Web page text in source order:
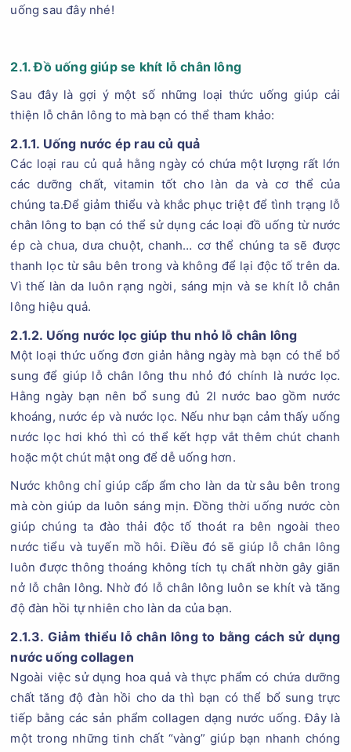
uống sau đây nhé!
2.1. Đồ uống giúp se khít lỗ chân lông
Sau đây là gợi ý một số những loại thức uống giúp cải
thiện lỗ chân lông to mà bạn có thể tham khảo:
2.1.1. Uống nước ép rau củ quả
Các loại rau củ quả hằng ngày có chứa một lượng rất lớn
các dưỡng chất, vitamin tốt cho làn da và cơ thể của
chúng ta.Để giảm thiểu và khắc phục triệt để tình trạng lỗ
chân lông to bạn có thể sử dụng các loại đồ uống từ nước
ép cà chua, dưa chuột, chanh… cơ thể chúng ta sẽ được
thanh lọc từ sâu bên trong và không để lại độc tố trên da.
Vì thế làn da luôn rạng ngời, sáng mịn và se khít lỗ chân
lông hiệu quả.
2.1.2. Uống nước lọc giúp thu nhỏ lỗ chân lông
Một loại thức uống đơn giản hằng ngày mà bạn có thể bổ
sung để giúp lỗ chân lông thu nhỏ đó chính là nước lọc.
Hằng ngày bạn nên bổ sung đủ 2l nước bao gồm nước
khoáng, nước ép và nước lọc. Nếu như bạn cảm thấy uống
nước lọc hơi khó thì có thể kết hợp vắt thêm chút chanh
hoặc một chút mật ong để dễ uống hơn.
Nước không chỉ giúp cấp ẩm cho làn da từ sâu bên trong
mà còn giúp da luôn sáng mịn. Đồng thời uống nước còn
giúp chúng ta đào thải độc tố thoát ra bên ngoài theo
nước tiểu và tuyến mồ hôi. Điều đó sẽ giúp lỗ chân lông
luôn được thông thoáng không tích tụ chất nhờn gây giãn
nở lỗ chân lông. Nhờ đó lỗ chân lông luôn se khít và tăng
độ đàn hồi tự nhiên cho làn da của bạn.
2.1.3. Giảm thiểu lỗ chân lông to bằng cách sử dụng
nước uống collagen
Ngoài việc sử dụng hoa quả và thực phẩm có chứa dưỡng
chất tăng độ đàn hồi cho da thì bạn có thể bổ sung trực
tiếp bằng các sản phẩm collagen dạng nước uống. Đây là
một trong những tinh chất “vàng” giúp bạn nhanh chóng